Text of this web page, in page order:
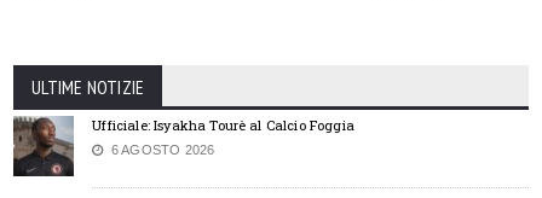
ULTIME NOTIZIE
Ufficiale: Isyakha Tourè al Calcio Foggia
6 AGOSTO 2026